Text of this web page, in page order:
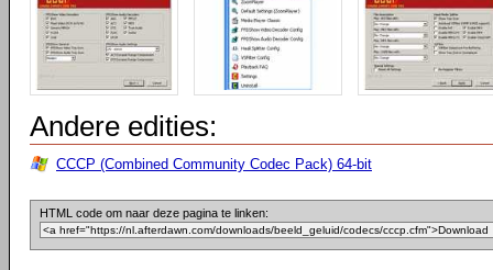
Andere edities:
CCCP (Combined Community Codec Pack) 64-bit
HTML code om naar deze pagina te linken: